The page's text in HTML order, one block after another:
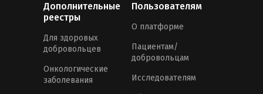
Дополнительные
реестры
Для здоровых
добровольцев
Онкологические
заболевания
Пользователям
О платформе
Пациентам/
добровольцам
Исследователям